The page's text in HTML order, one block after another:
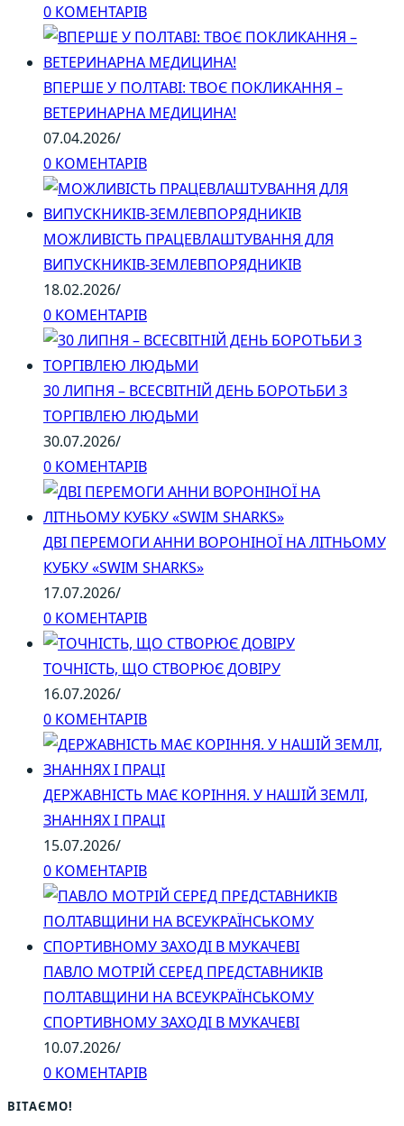
0 КОМЕНТАРІВ
ВПЕРШЕ У ПОЛТАВІ: ТВОЄ ПОКЛИКАННЯ –
ВЕТЕРИНАРНА МЕДИЦИНА!
07.04.2026/
0 КОМЕНТАРІВ
МОЖЛИВІСТЬ ПРАЦЕВЛАШТУВАННЯ ДЛЯ
ВИПУСКНИКІВ-ЗЕМЛЕВПОРЯДНИКІВ
18.02.2026/
0 КОМЕНТАРІВ
30 ЛИПНЯ – ВСЕСВІТНІЙ ДЕНЬ БОРОТЬБИ З
ТОРГІВЛЕЮ ЛЮДЬМИ
30.07.2026/
0 КОМЕНТАРІВ
ДВІ ПЕРЕМОГИ АННИ ВОРОНІНОЇ НА ЛІТНЬОМУ
КУБКУ «SWIM SHARKS»
17.07.2026/
0 КОМЕНТАРІВ
ТОЧНІСТЬ, ЩО СТВОРЮЄ ДОВІРУ
16.07.2026/
0 КОМЕНТАРІВ
ДЕРЖАВНІСТЬ МАЄ КОРІННЯ. У НАШІЙ ЗЕМЛІ,
ЗНАННЯХ І ПРАЦІ
15.07.2026/
0 КОМЕНТАРІВ
ПАВЛО МОТРІЙ СЕРЕД ПРЕДСТАВНИКІВ
ПОЛТАВЩИНИ НА ВСЕУКРАЇНСЬКОМУ
СПОРТИВНОМУ ЗАХОДІ В МУКАЧЕВІ
10.07.2026/
0 КОМЕНТАРІВ
ВІТАЄМО!